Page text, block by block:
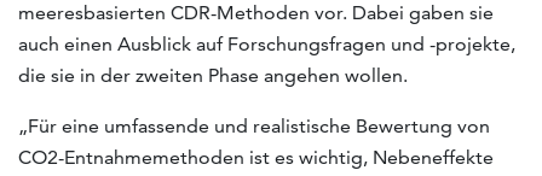
meeresbasierten CDR-Methoden vor. Dabei gaben sie
auch einen Ausblick auf Forschungsfragen und -projekte,
die sie in der zweiten Phase angehen wollen.
„Für eine umfassende und realistische Bewertung von
CO2-Entnahmemethoden ist es wichtig, Nebeneffekte